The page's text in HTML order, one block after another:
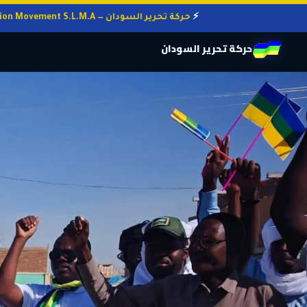
حركة تحرير السودان — Sudan Liberation Movement S.L.M.A
حركة تحرير السودان